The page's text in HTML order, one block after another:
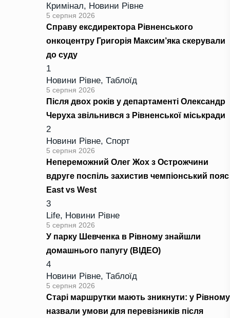
Кримінал, Новини Рівне
5 серпня 2026
Справу ексдиректора Рівненського
онкоцентру Григорія Максим’яка скерували
до суду
1
Новини Рівне, Таблоїд
5 серпня 2026
Після двох років у департаменті Олександр
Черуха звільнився з Рівненської міськради
2
Новини Рівне, Спорт
5 серпня 2026
Непереможний Олег Жох з Острожчини
вдруге поспіль захистив чемпіонський пояс
East vs West
3
Life, Новини Рівне
5 серпня 2026
У парку Шевченка в Рівному знайшли
домашнього папугу (ВІДЕО)
4
Новини Рівне, Таблоїд
5 серпня 2026
Старі маршрутки мають зникнути: у Рівному
назвали умови для перевізників після